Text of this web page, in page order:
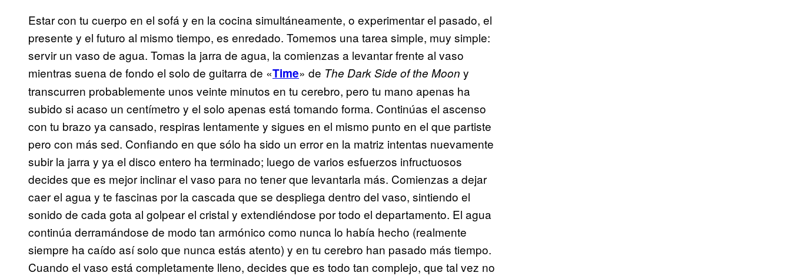
Estar con tu cuerpo en el sofá y en la cocina simultáneamente, o experimentar el pasado, el
presente y el futuro al mismo tiempo, es enredado. Tomemos una tarea simple, muy simple:
servir un vaso de agua. Tomas la jarra de agua, la comienzas a levantar frente al vaso
mientras suena de fondo el solo de guitarra de «Time» de The Dark Side of the Moon y
transcurren probablemente unos veinte minutos en tu cerebro, pero tu mano apenas ha
subido si acaso un centímetro y el solo apenas está tomando forma. Continúas el ascenso
con tu brazo ya cansado, respiras lentamente y sigues en el mismo punto en el que partiste
pero con más sed. Confiando en que sólo ha sido un error en la matriz intentas nuevamente
subir la jarra y ya el disco entero ha terminado; luego de varios esfuerzos infructuosos
decides que es mejor inclinar el vaso para no tener que levantarla más. Comienzas a dejar
caer el agua y te fascinas por la cascada que se despliega dentro del vaso, sintiendo el
sonido de cada gota al golpear el cristal y extendiéndose por todo el departamento. El agua
continúa derramándose de modo tan armónico como nunca lo había hecho (realmente
siempre ha caído así solo que nunca estás atento) y en tu cerebro han pasado más tiempo.
Cuando el vaso está completamente lleno, decides que es todo tan complejo, que tal vez no